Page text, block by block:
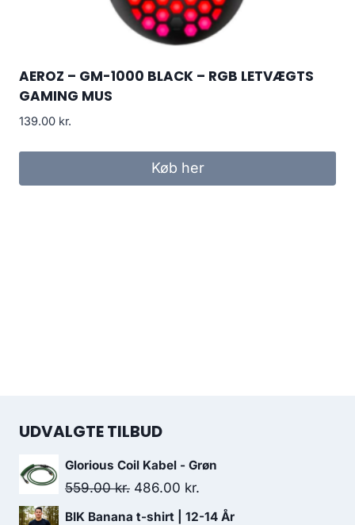
AEROZ – GM-1000 BLACK – RGB LETVÆGTS
GAMING MUS
139.00 kr.
Køb her
UDVALGTE TILBUD
Glorious Coil Kabel - Grøn
559.00kr. Original
price
486.00 kr.
price
BIK Banana t-shirt | 12-14 År